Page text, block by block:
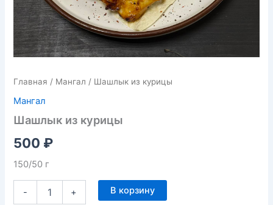
Главная / Мангал / Шашлык из курицы
Мангал
Шашлык из курицы
500 ₽
150/50 г
- + В корзину